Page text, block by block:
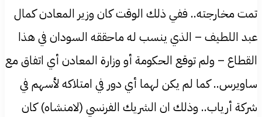
تمت مخارجته.. ففي ذلك الوقت كان وزير المعادن كمال
عبد اللطيف – الذي ينسب له ماحققه السودان في هذا
القطاع – ولم توقع الحكومة أو وزارة المعادن أي اتفاق مع
ساويرس.. كما لم يكن لهما أي دور في امتلاكه لأسهم في
شركة أرياب.. وذلك ان الشريك الفرنسي (لامنشاه) كان